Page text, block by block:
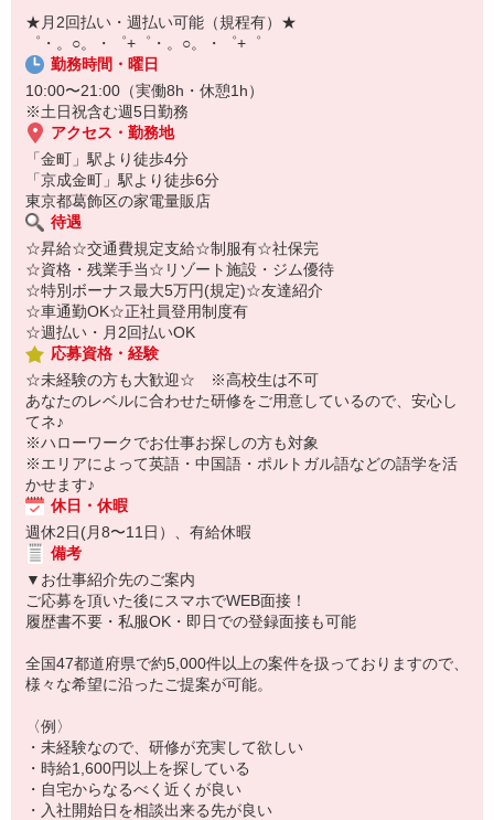
自宅に居ながらスマホでカンタン面接OK！
オンライン面談なのでスピード対応。
★月2回払い・週払い可能（規程有）★
゜・。○。・゜+゜・。○。・゜+゜
勤務時間・曜日
10:00〜21:00（実働8h・休憩1h）
※土日祝含む週5日勤務
アクセス・勤務地
「金町」駅より徒歩4分
「京成金町」駅より徒歩6分
東京都葛飾区の家電量販店
待遇
☆昇給☆交通費規定支給☆制服有☆社保完
☆資格・残業手当☆リゾート施設・ジム優待
☆特別ボーナス最大5万円(規定)☆友達紹介
☆車通勤OK☆正社員登用制度有
☆週払い・月2回払いOK
応募資格・経験
☆未経験の方も大歓迎☆ ※高校生は不可
あなたのレベルに合わせた研修をご用意しているので、安心し
てネ♪
※ハローワークでお仕事お探しの方も対象
※エリアによって英語・中国語・ポルトガル語などの語学を活
かせます♪
休日・休暇
週休2日(月8〜11日）、有給休暇
備考
▼お仕事紹介先のご案内
ご応募を頂いた後にスマホでWEB面接！
履歴書不要・私服OK・即日での登録面接も可能
全国47都道府県で約5,000件以上の案件を扱っておりますので、
様々な希望に沿ったご提案が可能。
〈例〉
・未経験なので、研修が充実して欲しい
・時給1,600円以上を探している
・自宅からなるべく近くが良い
・入社開始日を相談出来る先が良い